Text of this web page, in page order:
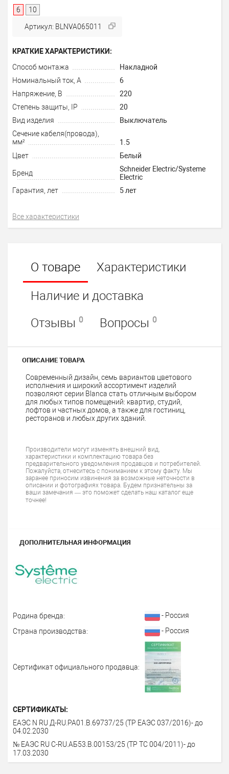
6
10
Артикул: BLNVA065011
КРАТКИЕ ХАРАКТЕРИСТИКИ:
Способ монтажа
Накладной
Номинальный ток, А
6
Напряжение, В
220
Степень защиты, IP
20
Вид изделия
Выключатель
Сечение кабеля(провода),
мм²
1.5
Цвет
Белый
Бренд
Schneider Electric/Systeme
Electric
Гарантия, лет
5 лет
Все характеристики
О товаре
Характеристики
Наличие и доставка
Отзывы 0 Вопросы 0
ОПИСАНИЕ ТОВАРА
Современный дизайн, семь вариантов цветового
исполнения и широкий ассортимент изделий
позволяют серии Blanca стать отличным выбором
для любых типов помещений: квартир, студий,
лофтов и частных домов, а также для гостиниц,
ресторанов и любых других зданий.
Производители могут изменять внешний вид,
характеристики и комплектацию товара без
предварительного уведомления продавцов и потребителей.
Пожалуйста, отнеситесь с пониманием к этому факту. Мы
заранее приносим извинения за возможные неточности в
описании и фотографиях товара. Будем признательны за
ваши замечания — это поможет сделать наш каталог еще
точнее!
ДОПОЛНИТЕЛЬНАЯ ИНФОРМАЦИЯ
Родина бренда:
- Россия
Страна производства:
- Россия
Сертификат официального продавца:
СЕРТИФИКАТЫ:
ЕАЭС N RU Д-RU.PA01.B.69737/25 (ТР ЕАЭС 037/2016)- до
04.02.2030
№ ЕАЭС RU С-RU.АБ53.В.00153/25 (ТР ТС 004/2011)- до
17.03.2030